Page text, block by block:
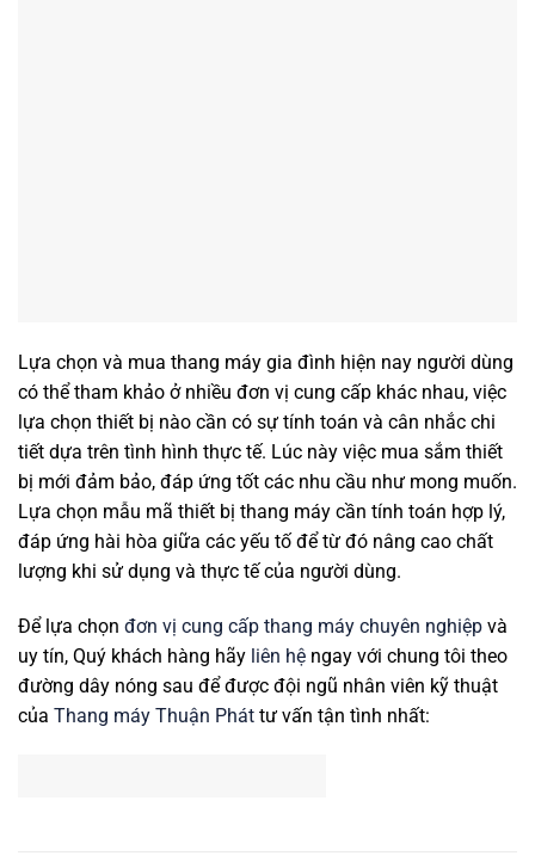
Lựa chọn và mua thang máy gia đình hiện nay người dùng
có thể tham khảo ở nhiều đơn vị cung cấp khác nhau, việc
lựa chọn thiết bị nào cần có sự tính toán và cân nhắc chi
tiết dựa trên tình hình thực tế. Lúc này việc mua sắm thiết
bị mới đảm bảo, đáp ứng tốt các nhu cầu như mong muốn.
Lựa chọn mẫu mã thiết bị thang máy cần tính toán hợp lý,
đáp ứng hài hòa giữa các yếu tố để từ đó nâng cao chất
lượng khi sử dụng và thực tế của người dùng.
Để lựa chọn đơn vị cung cấp thang máy chuyên nghiệp và
uy tín, Quý khách hàng hãy liên hệ ngay với chung tôi theo
đường dây nóng sau để được đội ngũ nhân viên kỹ thuật
của Thang máy Thuận Phát tư vấn tận tình nhất: